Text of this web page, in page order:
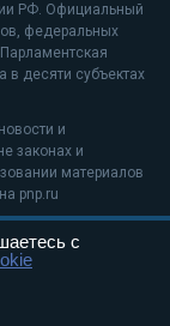
РФ. Официальный
федеральных
в десяти субъектах
и
законах и
материалов
pnp.ru
с